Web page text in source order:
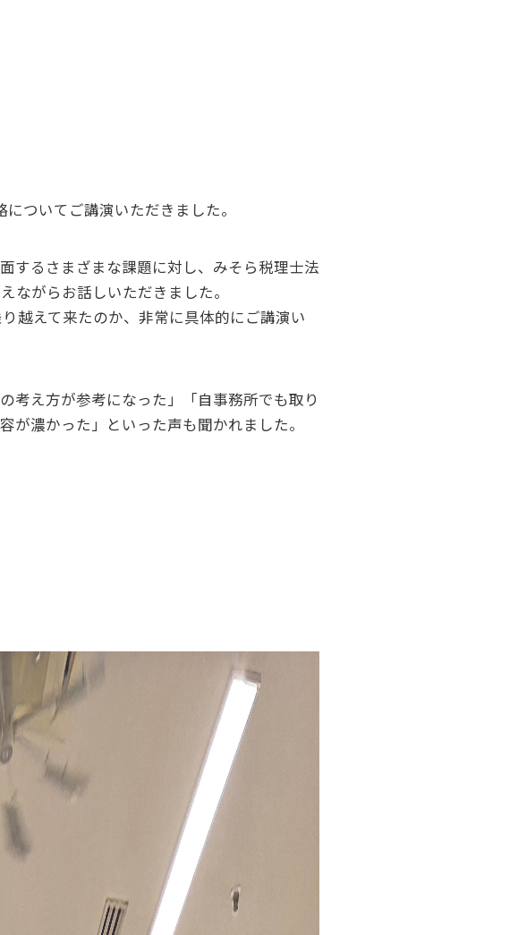
ついてご講演いただきました。
するさまざまな課題に対し、みそら税理士法
ながらお話しいただきました。
越えて来たのか、非常に具体的にご講演い
考え方が参考になった」「自事務所でも取り
濃かった」といった声も聞かれました。